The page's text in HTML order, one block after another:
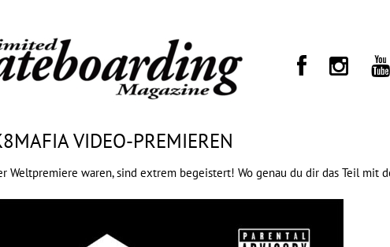
VIDEO-PREMIEREN
Weltpremiere waren, sind extrem begeistert! Wo genau du dir das Teil mit